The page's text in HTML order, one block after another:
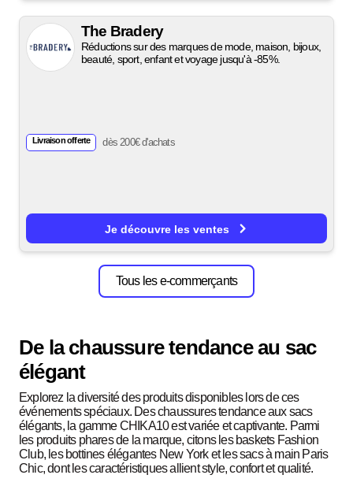
The Bradery
Réductions sur des marques de mode, maison, bijoux,
beauté, sport, enfant et voyage jusqu'à -85%.
Livraison offerte dès 200€ d'achats
Je découvre les ventes
Tous les e-commerçants
De la chaussure tendance au sac
élégant
Explorez la diversité des produits disponibles lors de ces
événements spéciaux. Des chaussures tendance aux sacs
élégants, la gamme CHIKA10 est variée et captivante. Parmi
les produits phares de la marque, citons les baskets Fashion
Club, les bottines élégantes New York et les sacs à main Paris
Chic, dont les caractéristiques allient style, confort et qualité.